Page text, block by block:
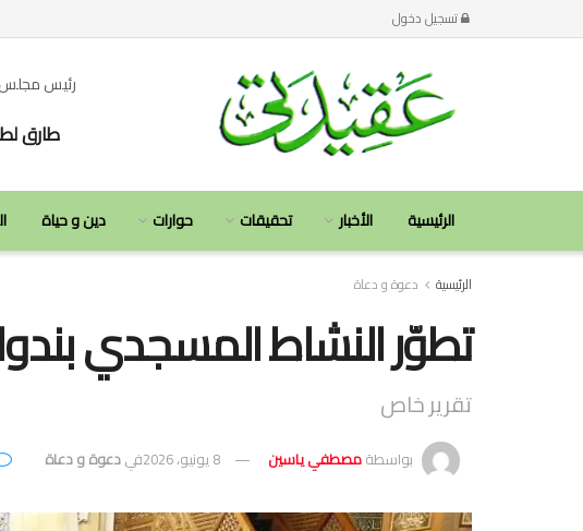
تسجيل دخول
رئيس مجلس
طارق
الرئيسية الأخبار تحقيقات حوارات دين و حياة
الرئيسية دعوة و دعاة
تطوّر النشاط المسجدي
تقرير خاص
بواسطةمصطفي ياسين 8 يونيو، 2026 فيدعوة و دعاة